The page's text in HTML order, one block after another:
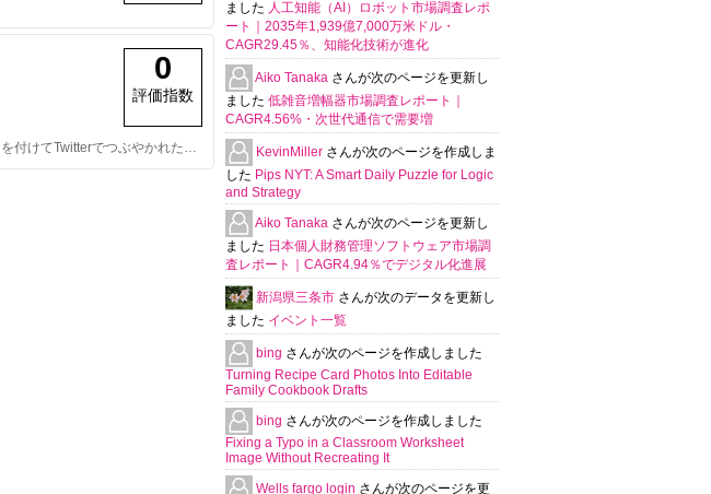
0
評価指数
岡山県久米郡久米南町の観光情報について#久米南のヒミツを付けてTwitterでつぶやかれた情報です。
ました 人工知能（AI）ロボット市場調査レポ
ート｜2035年1,939億7,000万米ドル・
CAGR29.45％、知能化技術が進化
Aiko Tanaka さんが次のページを更新し
ました 低雑音増幅器市場調査レポート｜
CAGR4.56%・次世代通信で需要増
KevinMiller さんが次のページを作成しま
した Pips NYT: A Smart Daily Puzzle for Logic
and Strategy
Aiko Tanaka さんが次のページを更新し
ました 日本個人財務管理ソフトウェア市場調
査レポート｜CAGR4.94％でデジタル化進展
新潟県三条市 さんが次のデータを更新し
ました イベント一覧
bing さんが次のページを作成しました
Turning Recipe Card Photos Into Editable
Family Cookbook Drafts
bing さんが次のページを作成しました
Fixing a Typo in a Classroom Worksheet
Image Without Recreating It
Wells fargo login さんが次のページを更